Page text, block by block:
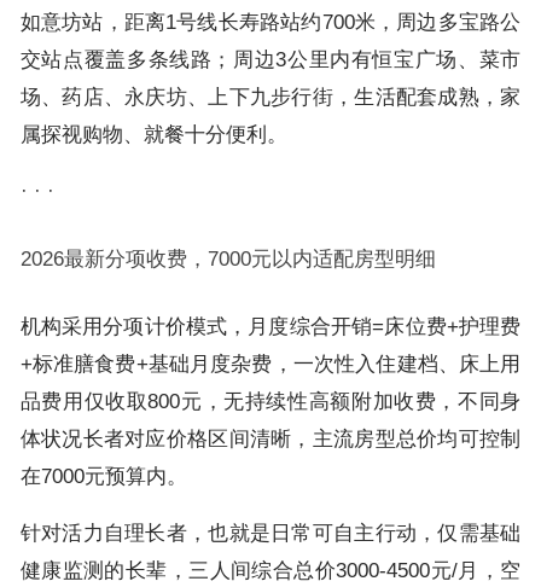
如意坊站，距离1号线长寿路站约700米，周边多宝路公
交站点覆盖多条线路；周边3公里内有恒宝广场、菜市
场、药店、永庆坊、上下九步行街，生活配套成熟，家
属探视购物、就餐十分便利。
· · ·
2026最新分项收费，7000元以内适配房型明细
机构采用分项计价模式，月度综合开销=床位费+护理费
+标准膳食费+基础月度杂费，一次性入住建档、床上用
品费用仅收取800元，无持续性高额附加收费，不同身
体状况长者对应价格区间清晰，主流房型总价均可控制
在7000元预算内。
针对活力自理长者，也就是日常可自主行动，仅需基础
健康监测的长辈，三人间综合总价3000-4500元/月，空